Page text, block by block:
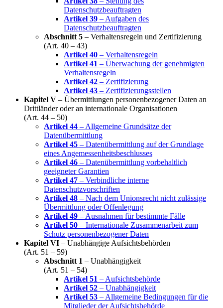
Datenschutzbeauftragten
Artikel 39 – Aufgaben des
Datenschutzbeauftragten
Abschnitt 5 – Verhaltensregeln und Zertifizierung
(Art. 40 – 43)
Artikel 40 – Verhaltensregeln
Artikel 41 – Überwachung der genehmigten
Verhaltensregeln
Artikel 42 – Zertifizierung
Artikel 43 – Zertifizierungsstellen
Kapitel V – Übermittlungen personenbezogener Daten an
Drittländer oder an internationale Organisationen
(Art. 44 – 50)
Artikel 44 – Allgemeine Grundsätze der
Datenübermittlung
Artikel 45 – Datenübermittlung auf der Grundlage
eines Angemessenheitsbeschlusses
Artikel 46 – Datenübermittlung vorbehaltlich
geeigneter Garantien
Artikel 47 – Verbindliche interne
Datenschutzvorschriften
Artikel 48 – Nach dem Unionsrecht nicht zulässige
Übermittlung oder Offenlegung
Artikel 49 – Ausnahmen für bestimmte Fälle
Artikel 50 – Internationale Zusammenarbeit zum
Schutz personenbezogener Daten
Kapitel VI – Unabhängige Aufsichtsbehörden
(Art. 51 – 59)
Abschnitt 1 – Unabhängigkeit
(Art. 51 – 54)
Artikel 51 – Aufsichtsbehörde
Artikel 52 – Unabhängigkeit
Artikel 53 – Allgemeine Bedingungen für die
Mitglieder der Aufsichtsbehörde